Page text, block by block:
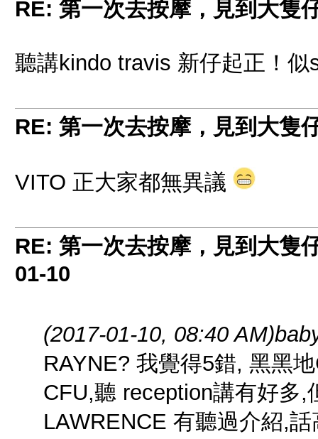
RE: 第一次去按摩，見到大隻
聽講kindo travis 新仔起正！似
RE: 第一次去按摩，見到大隻
VITO 正大家都無異議
RE: 第一次去按摩，見到大隻
01-10
(2017-01-10, 08:40 AM)
RAYNE? 我覺得5錯, 黑黑
CFU,聽 reception講有好多,
LAWRENCE 有聽過介紹,